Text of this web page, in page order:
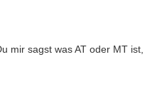
mir sagst was AT oder MT ist,